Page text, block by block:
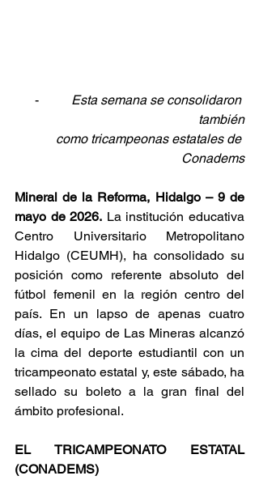
- Esta semana se consolidaron
también
como tricampeonas estatales de
Conadems
Mineral de la Reforma, Hidalgo – 9 de
mayo de 2026. La institución educativa
Centro Universitario Metropolitano
Hidalgo (CEUMH), ha consolidado su
posición como referente absoluto del
fútbol femenil en la región centro del
país. En un lapso de apenas cuatro
días, el equipo de Las Mineras alcanzó
la cima del deporte estudiantil con un
tricampeonato estatal y, este sábado, ha
sellado su boleto a la gran final del
ámbito profesional.
EL TRICAMPEONATO ESTATAL
(CONADEMS)